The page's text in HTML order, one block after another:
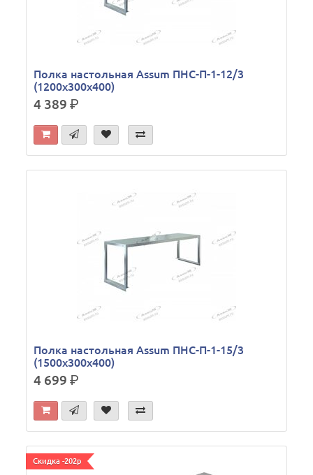
Полка настольная Assum ПНС-П-1-12/3
(1200х300х400)
4 389р.
Полка настольная Assum ПНС-П-1-15/3
(1500х300х400)
4 699р.
Скидка -202р